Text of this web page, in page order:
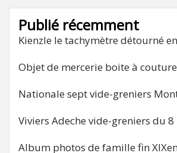
Publié récemment
Kienzle le tachymètre détourné
Objet de mercerie boite à
Nationale sept vide-greniers
Viviers Adeche vide-greniers du
Album photos de famille fin